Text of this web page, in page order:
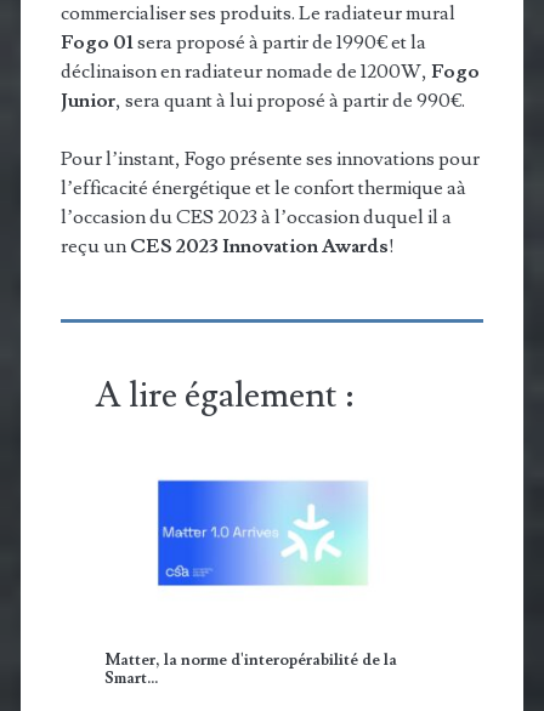
commercialiser ses produits. Le radiateur mural
Fogo 01sera proposé à partir de 1990€ et la
déclinaison en radiateur nomade de 1200W, Fogo
Junior, sera quant à lui proposé à partir de 990€.
Pour l’instant, Fogo présente ses innovations pour
l’efficacité énergétique et le confort thermique aà
l’occasion du CES 2023 à l’occasion duquel il a
reçu un CES 2023 Innovation Awards!
A lire également :
Matter, la norme d'interopérabilité de la
Smart…